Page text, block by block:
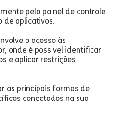
pelo painel de controle
de aplicativos.
o acesso às
onde é possível identificar
e aplicar restrições
as principais formas de
conectados na sua